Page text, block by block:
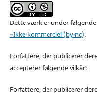
Dette værk er under følgende
–Ikke-kommerciel (by-nc).
Forfattere, der publicerer
accepterer følgende vilkår:
Forfattere, der publicerer